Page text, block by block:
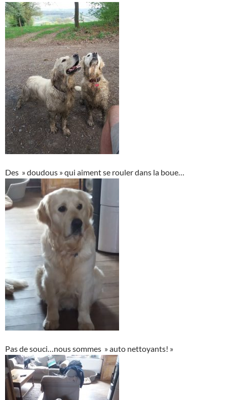
Des » doudous » qui aiment se rouler dans la boue…
Pas de souci…nous sommes » auto nettoyants! »